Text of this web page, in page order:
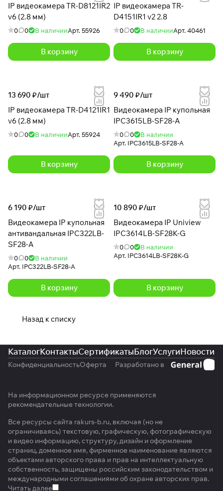
IP видеокамера TR-D8121IR2
v6 (2.8 мм)
0 0 В наличииАрт.55926
В корзину
IP видеокамера TR-
D4151IR1 v2 2.8
0 0 В наличииАрт.40461
В корзину
13 690 ₽/шт
IP видеокамера TR-D4121IR1
v6 (2.8 мм)
0 0 В наличииАрт.55924
В корзину
9 490 ₽/шт
Видеокамера IP купольная
IPC3615LB-SF28-A
0 0
В наличии
Арт. IPC3615LB-SF28-A
В корзину
6 190 ₽/шт
Видеокамера IP купольная
антивандальная IPC322LB-
SF28-A
0 0
В наличии
Арт. IPC322LB-SF28-A
В корзину
10 890 ₽/шт
Видеокамера IP Uniview
IPC3614LB-SF28K-G
0 0
В наличии
Арт. IPC3614LB-SF28K-G
В корзину
Назад к списку
КаталогКонтактыСертификатыБлогУслугиНовости
КонфиденциальностьОферта Разработано в
На информационном ресурсе применяются
рекомендательные технологии.
Все ресурсы сайта rakurs-b.ru, включая (но не
ограничиваясь) текстовую, графическую, фотографическую
и видео информацию, структуру, дизайн и оформление
страниц, доменное имя, фирменное наименование являются
объектами авторского права и прав на интеллектуальную
собственность, защищены российским законодательством и
международными соглашениями об охране авторских прав.
Читать далее